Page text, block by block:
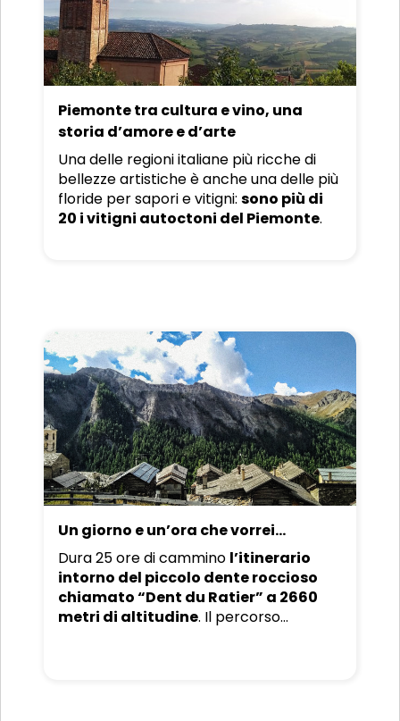
Piemonte tra cultura e vino, una
storia d’amore e d’arte
Una delle regioni italiane più ricche di
bellezze artistiche è anche una delle più
floride per sapori e vitigni: sono più di
20 i vitigni autoctoni del Piemonte.
Un giorno e un’ora che vorrei...
Dura 25 ore di cammino l’itinerario
intorno del piccolo dente roccioso
chiamato “Dent du Ratier” a 2660
metri di altitudine. Il percorso